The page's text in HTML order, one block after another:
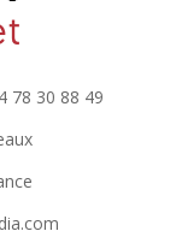
78 30 88 49